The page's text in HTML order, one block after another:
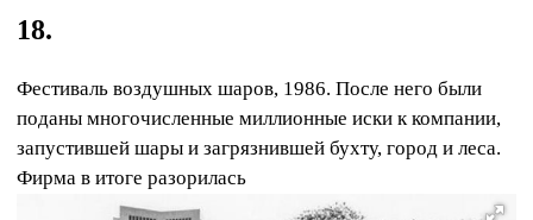
18.
Фестиваль воздушных шаров, 1986. После него были
поданы многочисленные миллионные иски к компании,
запустившей шары и загрязнившей бухту, город и леса.
Фирма в итоге разорилась